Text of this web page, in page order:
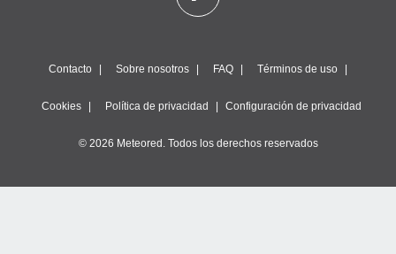
Contacto Sobre nosotros FAQ Términos de uso
Cookies Política de privacidad Configuración de privacidad
© 2026 Meteored. Todos los derechos reservados